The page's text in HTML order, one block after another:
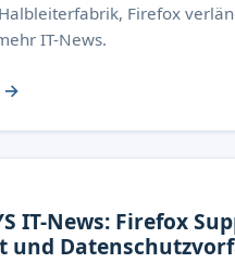
Firefox
IT-News.
→
IT-News: Firefox
und